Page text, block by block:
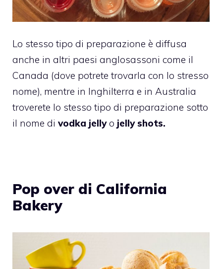
Lo stesso tipo di preparazione è diffusa
anche in altri paesi anglosassoni come il
Canada (dove potrete trovarla con lo stresso
nome), mentre in Inghilterra e in Australia
troverete lo stesso tipo di preparazione sotto
il nome di vodka jellyo jelly shots.
Pop over di California
Bakery